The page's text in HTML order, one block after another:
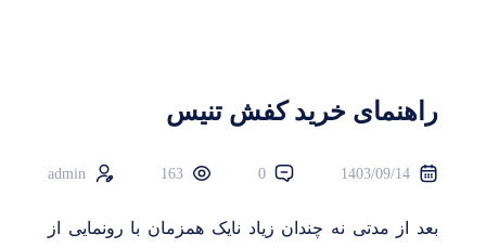
راهنمای خرید کفش تنیس
1403/09/14
0
163
بعد از مدتی نه چندان زیاد نایک همزمان با رونمایی از